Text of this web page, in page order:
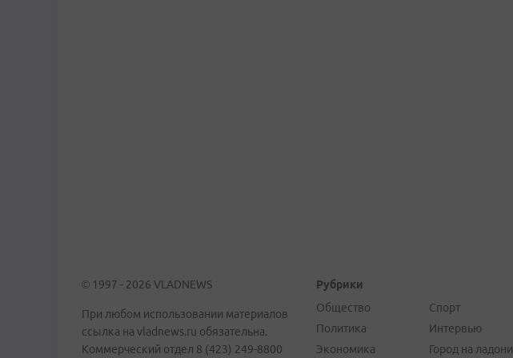
© 1997 - 2026 VLADNEWS
При любом использовании материалов
ссылка на vladnews.ru обязательна.
Коммерческий отдел 8 (423) 249-8800
Рубрики
Общество
Политика
Экономика
Спорт
Интервью
Город на ладони